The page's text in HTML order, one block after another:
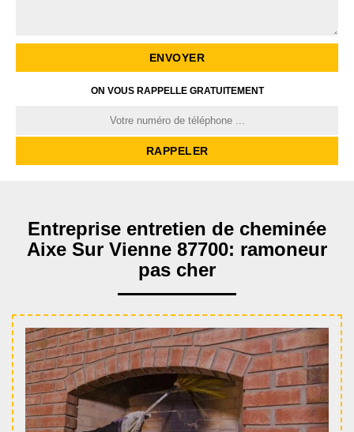
ON VOUS RAPPELLE GRATUITEMENT
Entreprise entretien de cheminée
Aixe Sur Vienne 87700: ramoneur
pas cher